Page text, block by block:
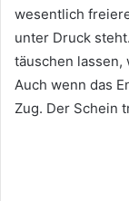
wesentlich
unter Druck
täuschen lassen,
Auch wenn das
Zug. Der Schein